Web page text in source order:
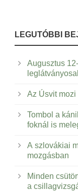
LEGUTÓBBI
Augusztus
Az Úsvit
Tombol a
foknál is
A szlovákiai
mozgásban
Minden
a